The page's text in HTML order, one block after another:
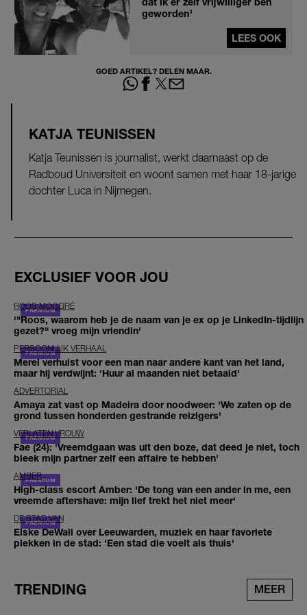
geworden'
LEES OOK
GOED ARTIKEL? DELEN MAAR.
KATJA TEUNISSEN
Katja Teunissen is journalist, werkt daarnaast op de
Radboud Universiteit en woont samen met haar 18-jarige
dochter Luca in Nijmegen.
EXCLUSIEF VOOR JOU
ROOS MOGGRÉ
'"Roos, waarom heb je de naam van je ex op je LinkedIn-tijdlijn
gezet?" vroeg mijn vriendin'
PERSOONLIJK VERHAAL
Merel verhuist voor een man naar andere kant van het land,
maar hij verdwijnt: 'Huur al maanden niet betaald'
ADVERTORIAL
Amaya zat vast op Madeira door noodweer: 'We zaten op de
grond tussen honderden gestrande reizigers'
VERLATEN VROUW
Fae (24): 'Vreemdgaan was uit den boze, dat deed je niet, toch
bleek mijn partner zelf een affaire te hebben'
AMBER
High-class escort Amber: 'De tong van een ander in me, een
vreemde aftershave: mijn lief trekt het niet meer'
DE STAD VAN
Elske DeWall over Leeuwarden, muziek en haar favoriete
plekken in de stad: 'Een stad die voelt als thuis'
TRENDING MEER